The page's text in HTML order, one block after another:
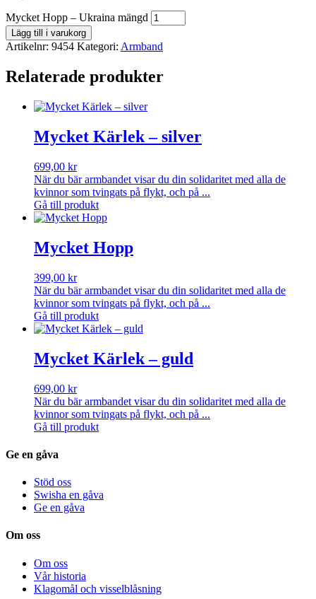
Mycket Hopp – Ukraina mängd
Lägg till i varukorg
Artikelnr: 9454 Kategori: Armband
Relaterade produkter
Mycket Kärlek – silver
699,00 kr
När du bär armbandet visar du din solidaritet med alla de
kvinnor som tvingats på flykt, och på ...
Gå till produkt
Mycket Hopp
399,00 kr
När du bär armbandet visar du din solidaritet med alla de
kvinnor som tvingats på flykt, och på ...
Gå till produkt
Mycket Kärlek – guld
699,00 kr
När du bär armbandet visar du din solidaritet med alla de
kvinnor som tvingats på flykt, och på ...
Gå till produkt
Ge en gåva
Stöd oss
Swisha en gåva
Ge en gåva
Om oss
Om oss
Vår historia
Klagomål och visselblåsning